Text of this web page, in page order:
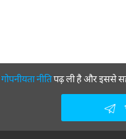
गोपनीयता नीतिपढ़ ली है और इससे